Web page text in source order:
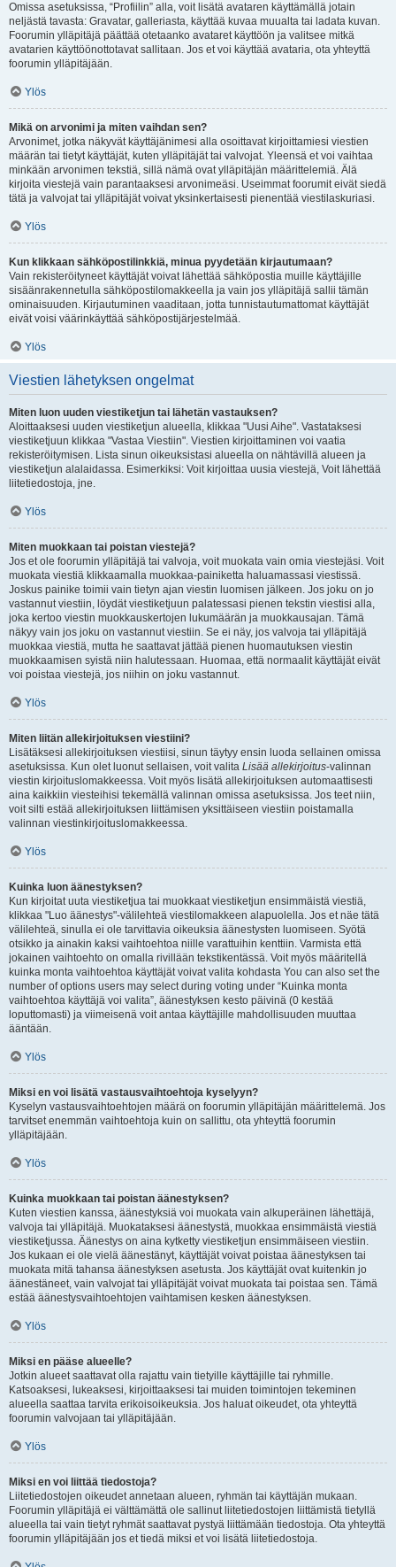
Omissa asetuksissa, “Profiilin” alla, voit lisätä avataren käyttämällä jotain
neljästä tavasta: Gravatar, galleriasta, käyttää kuvaa muualta tai ladata kuvan.
Foorumin ylläpitäjä päättää otetaanko avataret käyttöön ja valitsee mitkä
avatarien käyttöönottotavat sallitaan. Jos et voi käyttää avataria, ota yhteyttä
foorumin ylläpitäjään.
Ylös
Mikä on arvonimi ja miten vaihdan sen?
Arvonimet, jotka näkyvät käyttäjänimesi alla osoittavat kirjoittamiesi viestien
määrän tai tietyt käyttäjät, kuten ylläpitäjät tai valvojat. Yleensä et voi vaihtaa
minkään arvonimen tekstiä, sillä nämä ovat ylläpitäjän määrittelemiä. Älä
kirjoita viestejä vain parantaaksesi arvonimeäsi. Useimmat foorumit eivät siedä
tätä ja valvojat tai ylläpitäjät voivat yksinkertaisesti pienentää viestilaskuriasi.
Ylös
Kun klikkaan sähköpostilinkkiä, minua pyydetään kirjautumaan?
Vain rekisteröityneet käyttäjät voivat lähettää sähköpostia muille käyttäjille
sisäänrakennetulla sähköpostilomakkeella ja vain jos ylläpitäjä sallii tämän
ominaisuuden. Kirjautuminen vaaditaan, jotta tunnistautumattomat käyttäjät
eivät voisi väärinkäyttää sähköpostijärjestelmää.
Ylös
Viestien lähetyksen ongelmat
Miten luon uuden viestiketjun tai lähetän vastauksen?
Aloittaaksesi uuden viestiketjun alueella, klikkaa "Uusi Aihe". Vastataksesi
viestiketjuun klikkaa "Vastaa Viestiin". Viestien kirjoittaminen voi vaatia
rekisteröitymisen. Lista sinun oikeuksistasi alueella on nähtävillä alueen ja
viestiketjun alalaidassa. Esimerkiksi: Voit kirjoittaa uusia viestejä, Voit lähettää
liitetiedostoja, jne.
Ylös
Miten muokkaan tai poistan viestejä?
Jos et ole foorumin ylläpitäjä tai valvoja, voit muokata vain omia viestejäsi. Voit
muokata viestiä klikkaamalla muokkaa-painiketta haluamassasi viestissä.
Joskus painike toimii vain tietyn ajan viestin luomisen jälkeen. Jos joku on jo
vastannut viestiin, löydät viestiketjuun palatessasi pienen tekstin viestisi alla,
joka kertoo viestin muokkauskertojen lukumäärän ja muokkausajan. Tämä
näkyy vain jos joku on vastannut viestiin. Se ei näy, jos valvoja tai ylläpitäjä
muokkaa viestiä, mutta he saattavat jättää pienen huomautuksen viestin
muokkaamisen syistä niin halutessaan. Huomaa, että normaalit käyttäjät eivät
voi poistaa viestejä, jos niihin on joku vastannut.
Ylös
Miten liitän allekirjoituksen viestiini?
Lisätäksesi allekirjoituksen viestiisi, sinun täytyy ensin luoda sellainen omissa
asetuksissa. Kun olet luonut sellaisen, voit valita Lisää allekirjoitus-valinnan
viestin kirjoituslomakkeessa. Voit myös lisätä allekirjoituksen automaattisesti
aina kaikkiin viesteihisi tekemällä valinnan omissa asetuksissa. Jos teet niin,
voit silti estää allekirjoituksen liittämisen yksittäiseen viestiin poistamalla
valinnan viestinkirjoituslomakkeessa.
Ylös
Kuinka luon äänestyksen?
Kun kirjoitat uuta viestiketjua tai muokkaat viestiketjun ensimmäistä viestiä,
klikkaa "Luo äänestys"-välilehteä viestilomakkeen alapuolella. Jos et näe tätä
välilehteä, sinulla ei ole tarvittavia oikeuksia äänestysten luomiseen. Syötä
otsikko ja ainakin kaksi vaihtoehtoa niille varattuihin kenttiin. Varmista että
jokainen vaihtoehto on omalla rivillään tekstikentässä. Voit myös määritellä
kuinka monta vaihtoehtoa käyttäjät voivat valita kohdasta You can also set the
number of options users may select during voting under “Kuinka monta
vaihtoehtoa käyttäjä voi valita”, äänestyksen kesto päivinä (0 kestää
loputtomasti) ja viimeisenä voit antaa käyttäjille mahdollisuuden muuttaa
ääntään.
Ylös
Miksi en voi lisätä vastausvaihtoehtoja kyselyyn?
Kyselyn vastausvaihtoehtojen määrä on foorumin ylläpitäjän määrittelemä. Jos
tarvitset enemmän vaihtoehtoja kuin on sallittu, ota yhteyttä foorumin
ylläpitäjään.
Ylös
Kuinka muokkaan tai poistan äänestyksen?
Kuten viestien kanssa, äänestyksiä voi muokata vain alkuperäinen lähettäjä,
valvoja tai ylläpitäjä. Muokataksesi äänestystä, muokkaa ensimmäistä viestiä
viestiketjussa. Äänestys on aina kytketty viestiketjun ensimmäiseen viestiin.
Jos kukaan ei ole vielä äänestänyt, käyttäjät voivat poistaa äänestyksen tai
muokata mitä tahansa äänestyksen asetusta. Jos käyttäjät ovat kuitenkin jo
äänestäneet, vain valvojat tai ylläpitäjät voivat muokata tai poistaa sen. Tämä
estää äänestysvaihtoehtojen vaihtamisen kesken äänestyksen.
Ylös
Miksi en pääse alueelle?
Jotkin alueet saattavat olla rajattu vain tietyille käyttäjille tai ryhmille.
Katsoaksesi, lukeaksesi, kirjoittaaksesi tai muiden toimintojen tekeminen
alueella saattaa tarvita erikoisoikeuksia. Jos haluat oikeudet, ota yhteyttä
foorumin valvojaan tai ylläpitäjään.
Ylös
Miksi en voi liittää tiedostoja?
Liitetiedostojen oikeudet annetaan alueen, ryhmän tai käyttäjän mukaan.
Foorumin ylläpitäjä ei välttämättä ole sallinut liitetiedostojen liittämistä tietyllä
alueella tai vain tietyt ryhmät saattavat pystyä liittämään tiedostoja. Ota yhteyttä
foorumin ylläpitäjään jos et tiedä miksi et voi lisätä liitetiedostoja.